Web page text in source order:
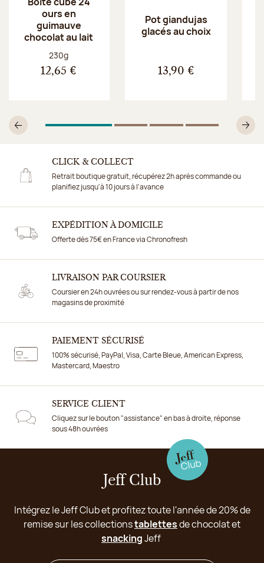
ours en
guimauve
chocolat au lait
Poids net :
230g
12,65 €
Pot giandujas
glacés au choix
13,90 €
Précédent
1Sur 4 2Sur 4
3Sur 4
4Sur 4
CLICK & COLLECT
Retrait boutique gratuit, récupérez 2h après commande ou
planifiez jusqu'à 10 jours à l'avance
EXPÉDITION À DOMICILE
Offerte dès 75€ en France via Chronofresh
LIVRAISON PAR COURSIER
Coursier en 24h ouvrées ou sur rendez-vous à partir de nos
magasins de proximité
PAIEMENT SÉCURISÉ
100% sécurisé, PayPal, Visa, Carte Bleue, American Express,
Mastercard, Maestro
SERVICE CLIENT
Cliquez sur le bouton "assistance" en bas à droite, réponse
sous 48h ouvrées
Jeff Club
Intégrez le Jeff Club et profitez toute l'année de 20% de
remise sur les collectionstablettesde chocolat et
snackingJeff